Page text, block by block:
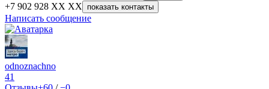
+7 902 928 XX XX показать контакты
Написать сообщение
odnoznachno
41